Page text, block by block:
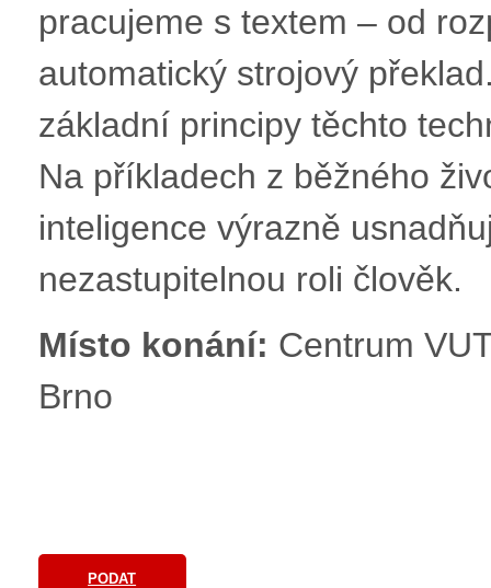
pracujeme s textem – od
automatický strojový
základní principy těchto
Na příkladech z běžného
inteligence výrazně
nezastupitelnou roli člověk.
Místo konání: Centrum
Brno
PODAT